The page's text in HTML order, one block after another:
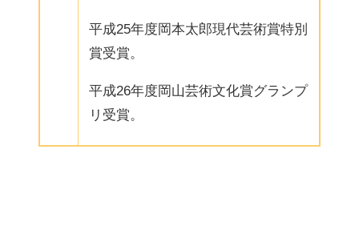
平成25年度岡本太郎現代芸術賞特別
賞受賞。
平成26年度岡山芸術文化賞グランプ
リ受賞。